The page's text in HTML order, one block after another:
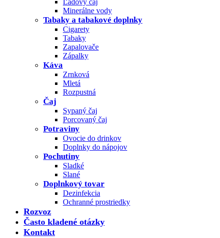
Ľadový čaj
Minerálne vody
Tabaky a tabakové doplnky
Cigarety
Tabaky
Zapalovače
Zápalky
Káva
Zrnková
Mletá
Rozpustná
Čaj
Sypaný čaj
Porcovaný čaj
Potraviny
Ovocie do drinkov
Doplnky do nápojov
Pochutiny
Sladké
Slané
Doplnkový tovar
Dezinfekcia
Ochranné prostriedky
Rozvoz
Často kladené otázky
Kontakt